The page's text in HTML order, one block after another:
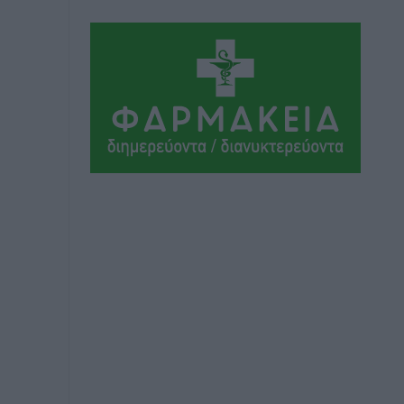
Ιάλυσος Β’: Νωρίς νωρίς μπήκαν στα
βάσανα της προετοιμασίας
πριν 15 ώρες
Εθνικός Αρχίπολης: Μεγάλο βήμα
προόδου η ίδρυση Ακαδημίας